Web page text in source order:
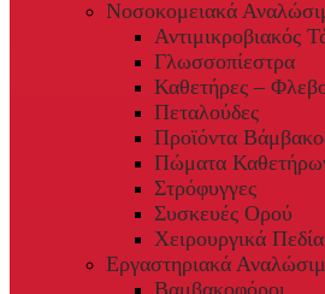
Νοσοκομειακά
Αντιμικροβιακός
Γλωσσοπίεστρα
Καθετήρες –
Πεταλούδες
Προϊόντα
Πώματα
Στρόφυγγες
Συσκευές Ορού
Χειρουργικά Πεδία
Εργαστηριακά